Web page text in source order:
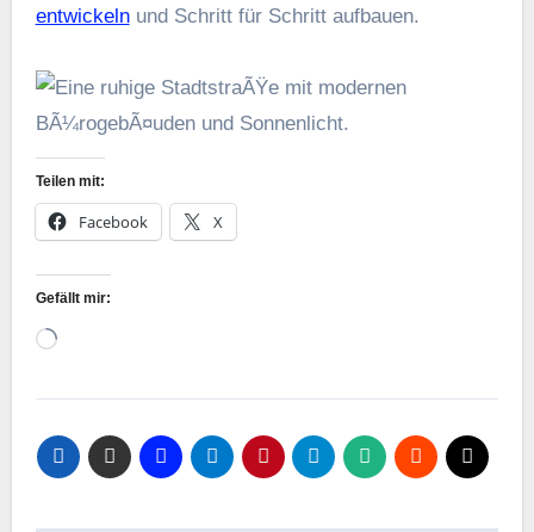
entwickelnu‬nd Schritt f‬ür Schritt aufbauen.
Teilen mit:
Facebook X
Gefällt mir:
Wird